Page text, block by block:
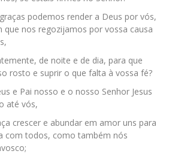
podemos render a Deus por vós,
nos regozijamos por vossa causa
de noite e de dia, para que
rosto e suprir o que falta à vossa fé?
e Pai nosso e o nosso Senhor Jesus
até vós,
crescer e abundar em amor uns para
com todos, como também nós